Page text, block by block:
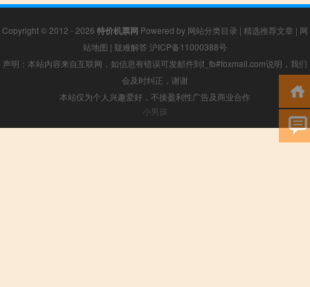
Copyright © 2012 - 2026 特价机票网 Powered by 网站分类目录 | 精选推荐文章 | 网
站地图 | 疑难解答 沪ICP备11000388号
声明：本站内容来自互联网，如信息有错误可发邮件到f_fb#foxmail.com说明，我们
会及时纠正，谢谢
本站仅为个人兴趣爱好，不接盈利性广告及商业合作
小男孩